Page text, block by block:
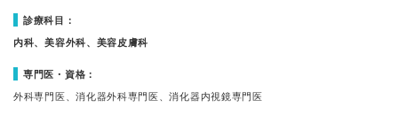
診療科目：
内科、美容外科、美容皮膚科
専門医・資格：
外科専門医、消化器外科専門医、消化器内視鏡専門医